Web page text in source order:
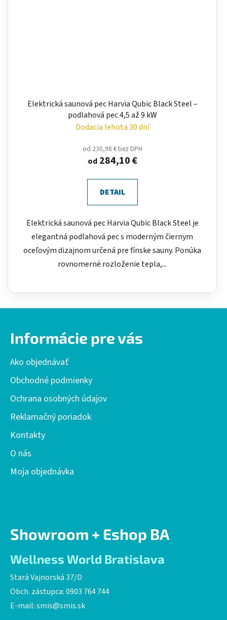
Elektrická saunová pec Harvia Qubic Black Steel –
podlahová pec 4,5 až 9 kW
Dodacia lehota 30 dní
od 230,98 € bez DPH
od284,10 €
DETAIL
Elektrická saunová pec Harvia Qubic Black Steel je
elegantná podlahová pec s moderným čiernym
oceľovým dizajnom určená pre fínske sauny. Ponúka
rovnomerné rozloženie tepla,...
Informácie pre vás
Ako objednávať
Obchodné podmienky
Ochrana osobných údajov
Reklamačný poriadok
Kontakty
O nás
Moja objednávka
Showroom + Eshop BA
Wellness World Bratislava
Stará Vajnorská 37/D
Obch. zástupca: 0903 764 744
E-mail:smis@smis.sk